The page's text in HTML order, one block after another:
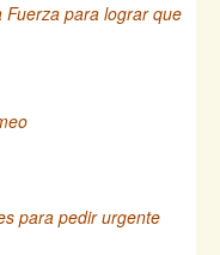
para lograr que
para pedir urgente